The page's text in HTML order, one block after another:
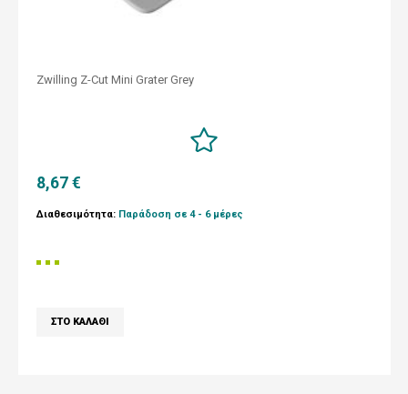
Zwilling Z-Cut Mini Grater Grey
8,67 €
Διαθεσιμότητα: Παράδοση σε 4 - 6 μέρες